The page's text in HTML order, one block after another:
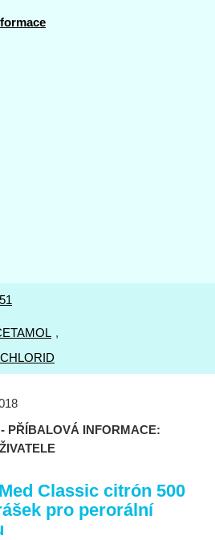
,
PŘÍBALOVÁ INFORMACE:
Classic citrón 500
pro perorální